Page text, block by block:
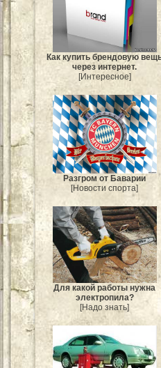
Как купить брендовую
через интернет.
[Интересное]
Разгром от Баварии
[Новости спорта]
Для какой работы нужна
электропила?
[Надо знать]